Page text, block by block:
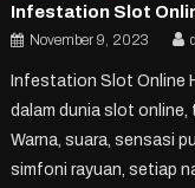
Infestation Slot
November 9, 2023
Infestation Slot Online
dalam dunia slot online,
Warna, suara, sensasi
simfoni rayuan, setiap